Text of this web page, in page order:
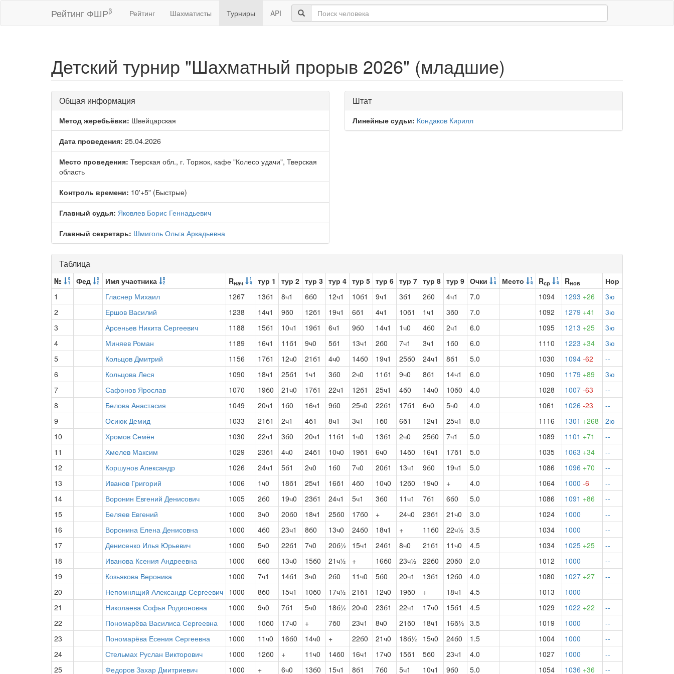
Рейтинг ФШРβ Рейтинг Шахматисты Турниры API
Детский турнир "Шахматный прорыв 2026" (младшие)
Общая информация
Метод жеребьёвки: Швейцарская
Дата проведения: 25.04.2026
Место проведения: Тверская обл., г. Торжок, кафе "Колесо удачи", Тверская
область
Контроль времени: 10ʹ+5ʺ (Быстрые)
Главный судья: Яковлев Борис Геннадьевич
Главный секретарь: Шмиголь Ольга Аркадьевна
Штат
Линейные судьи: Кондаков Кирилл
Таблица
№ Фед Имя участника Rнач тур 1 тур 2 тур 3 тур 4 тур 5 тур 6 тур 7 тур 8 тур 9 Очки Место Rср Rнов
Нор
1
Гласнер Михаил 1267 13б1 8ч1 6б0 12ч1 10б1 9ч1 3б1 2б0 4ч1 7.0 1094 1293 +26
3ю
2
Ершов Василий 1238 14ч1 9б0 12б1 19ч1 6б1 4ч1 10б1 1ч1 3б0 7.0 1092 1279 +41
3ю
3
Арсеньев Никита Сергеевич 1188 15б1 10ч1 19б1 6ч1 9б0 14ч1 1ч0 4б0 2ч1 6.0 1095 1213 +25
3ю
4
Миняев Роман 1189 16ч1 11б1 9ч0 5б1 13ч1 2б0 7ч1 3ч1 1б0 6.0 1110 1223 +34
3ю
5
Кольцов Дмитрий 1156 17б1 12ч0 21б1 4ч0 14б0 19ч1 25б0 24ч1 8б1 5.0 1030 1094 -62
--
6
Кольцова Леся 1090 18ч1 25б1 1ч1 3б0 2ч0 11б1 9ч0 8б1 14ч1 6.0 1090 1179 +89
3ю
7
Сафонов Ярослав 1070 19б0 21ч0 17б1 22ч1 12б1 25ч1 4б0 14ч0 10б0 4.0 1028 1007 -63
--
8
Белова Анастасия 1049 20ч1 1б0 16ч1 9б0 25ч0 22б1 17б1 6ч0 5ч0 4.0 1061 1026 -23
--
9
Осиюк Демид 1033 21б1 2ч1 4б1 8ч1 3ч1 1б0 6б1 12ч1 25ч1 8.0 1116 1301 +268
2ю
10
Хромов Семён 1030 22ч1 3б0 20ч1 11б1 1ч0 13б1 2ч0 25б0 7ч1 5.0 1089 1101 +71
--
11
Хмелев Максим 1029 23б1 4ч0 24б1 10ч0 19б1 6ч0 14б0 16ч1 17б1 5.0 1035 1063 +34
--
12
Коршунов Александр 1026 24ч1 5б1 2ч0 1б0 7ч0 20б1 13ч1 9б0 19ч1 5.0 1086 1096 +70
--
13
Иванов Григорий 1006 1ч0 18б1 25ч1 16б1 4б0 10ч0 12б0 19ч0 + 4.0 1064 1000 -6
--
14
Воронин Евгений Денисович 1005 2б0 19ч0 23б1 24ч1 5ч1 3б0 11ч1 7б1 6б0 5.0 1086 1091 +86
--
15
Беляев Евгений 1000 3ч0 20б0 18ч1 25б0 17б0 + 24ч0 23б1 21ч0 3.0 1024 1000
--
16
Воронина Елена Денисовна 1000 4б0 23ч1 8б0 13ч0 24б0 18ч1 + 11б0 22ч½ 3.5 1034 1000
--
17
Денисенко Илья Юрьевич 1000 5ч0 22б1 7ч0 20б½ 15ч1 24б1 8ч0 21б1 11ч0 4.5 1034 1025 +25
--
18
Иванова Ксения Андреевна 1000 6б0 13ч0 15б0 21ч½ + 16б0 23ч½ 22б0 20б0 2.0 1012 1000
--
19
Козьякова Вероника 1000 7ч1 14б1 3ч0 2б0 11ч0 5б0 20ч1 13б1 12б0 4.0 1080 1027 +27
--
20
Непомнящий Александр Сергеевич 1000 8б0 15ч1 10б0 17ч½ 21б1 12ч0 19б0 + 18ч1 4.5 1013 1000
--
21
Николаева Софья Родионовна 1000 9ч0 7б1 5ч0 18б½ 20ч0 23б1 22ч1 17ч0 15б1 4.5 1029 1022 +22
--
22
Пономарёва Василиса Сергеевна 1000 10б0 17ч0 + 7б0 23ч1 8ч0 21б0 18ч1 16б½ 3.5 1019 1000
--
23
Пономарёва Есения Сергеевна 1000 11ч0 16б0 14ч0 + 22б0 21ч0 18б½ 15ч0 24б0 1.5 1004 1000
--
24
Стельмах Руслан Викторович 1000 12б0 + 11ч0 14б0 16ч1 17ч0 15б1 5б0 23ч1 4.0 1027 1000
--
25
Федоров Захар Дмитриевич 1000 + 6ч0 13б0 15ч1 8б1 7б0 5ч1 10ч1 9б0 5.0 1054 1036 +36 --